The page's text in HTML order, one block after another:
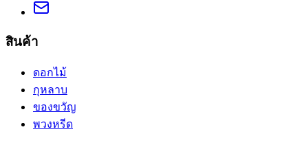
สินค้า
ดอกไม้
กุหลาบ
ของขวัญ
พวงหรีด